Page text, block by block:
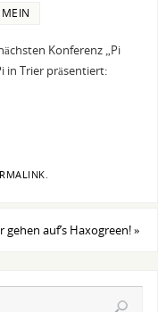
Konferenz „Pi
in Trier präsentiert:
.
gehen auf’s Haxogreen!»